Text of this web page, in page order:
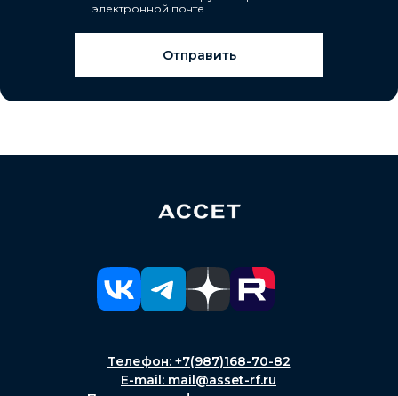
электронной почте
Отправить
Телефон: +7(987)168-70-82
E-mail: mail@asset-rf.ru